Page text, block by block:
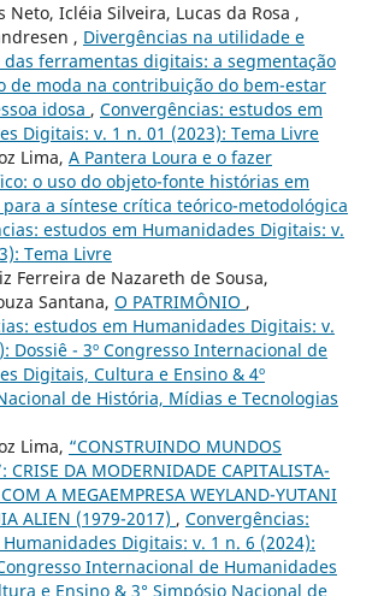
Neto, Icléia Silveira, Lucas da Rosa ,
, Divergências na utilidade e
ferramentas digitais: a segmentação
de moda na contribuição do bem-estar
idosa , Convergências: estudos em
Digitais: v. 1 n. 01 (2023): Tema Livre
Lima, A Pantera Loura e o fazer
o uso do objeto-fonte histórias em
a síntese crítica teórico-metodológica
estudos em Humanidades Digitais: v.
Tema Livre
Ferreira de Nazareth de Sousa,
Santana, O PATRIMÔNIO ,
estudos em Humanidades Digitais: v.
Dossiê - 3º Congresso Internacional de
Digitais, Cultura e Ensino & 4º
de História, Mídias e Tecnologias
Lima, “CONSTRUINDO MUNDOS
CRISE DA MODERNIDADE CAPITALISTA-
A MEGAEMPRESA WEYLAND-YUTANI
ALIEN (1979-2017) , Convergências:
Digitais: v. 1 n. 6 (2024):
Internacional de Humanidades
e Ensino & 3° Simpósio Nacional de